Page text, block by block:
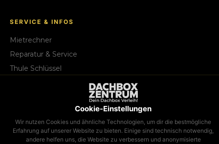
SERVICE & INFOS
Mietrechner
Reparatur & Service
Thule Schlüssel
Über uns
Standort & Kontakt
Cookie-Einstellungen
Wir nutzen Cookies und ähnliche Technologien, um dir die bestmögliche
Erfahrung auf unserer Website zu bieten. Einige sind technisch notwendig,
andere helfen uns, die Website zu verbessern und anonymisierte